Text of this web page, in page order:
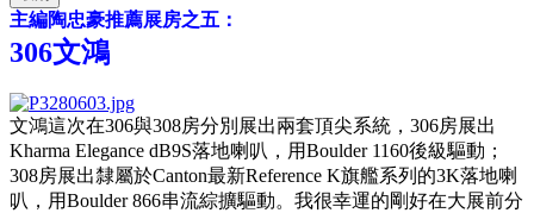
主編陶忠豪推薦展房之五：
306文鴻
文鴻這次在306與308房分別展出兩套頂尖系統，306房展出
Kharma Elegance dB9S落地喇叭，用Boulder 1160後級驅動；
308房展出隸屬於Canton最新Reference K旗艦系列的3K落地喇
叭，用Boulder 866串流綜擴驅動。我很幸運的剛好在大展前分